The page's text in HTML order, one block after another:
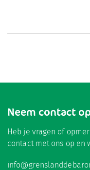
Neem contact
Heb je vragen of
contact met ons op en